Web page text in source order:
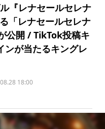
『レナセールセレナ
「レナセールセレナ
公開 / TikTok投稿キ
ンが当たるキングレ
18:00